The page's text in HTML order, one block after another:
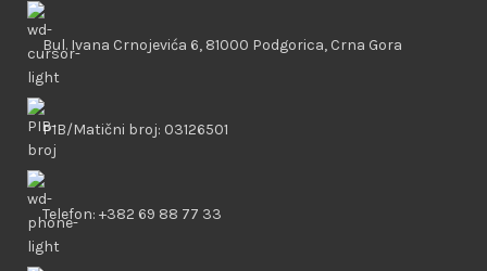
Bul. Ivana Crnojevića 6, 81000 Podgorica, Crna Gora
PIB/Matični broj: 03126501
Telefon: +382 69 88 77 33